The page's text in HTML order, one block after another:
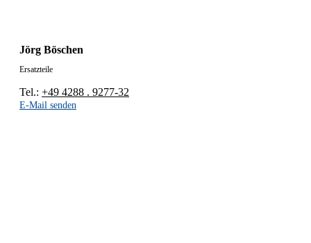
Jörg Böschen
Ersatzteile
Tel.: +49 4288 . 9277-32
E-Mail senden